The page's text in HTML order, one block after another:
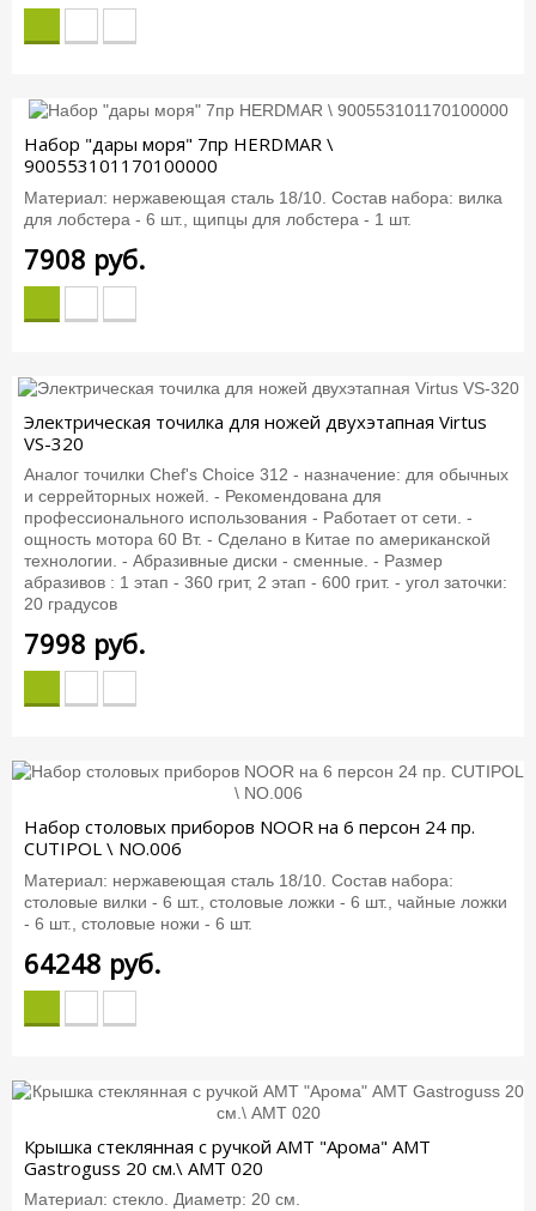
Набор "дары моря" 7пр HERDMAR \
900553101170100000
Материал: нержавеющая сталь 18/10. Состав набора: вилка
для лобстера - 6 шт., щипцы для лобстера - 1 шт.
7908 руб.
Электрическая точилка для ножей двухэтапная Virtus
VS-320
Аналог точилки Chef's Choice 312 - назначение: для обычных
и серрейторных ножей. - Рекомендована для
профессионального использования - Работает от сети. -
ощность мотора 60 Вт. - Сделано в Китае по американской
технологии. - Абразивные диски - сменные. - Размер
абразивов : 1 этап - 360 грит, 2 этап - 600 грит. - угол заточки:
20 градусов
7998 руб.
Набор столовых приборов NOOR на 6 персон 24 пр.
CUTIPOL \ NO.006
Материал: нержавеющая сталь 18/10. Состав набора:
столовые вилки - 6 шт., столовые ложки - 6 шт., чайные ложки
- 6 шт., столовые ножи - 6 шт.
64248 руб.
Крышка стеклянная c ручкой АМТ "Арома" AMT
Gastroguss 20 см.\ AMT 020
Материал: стекло. Диаметр: 20 см.